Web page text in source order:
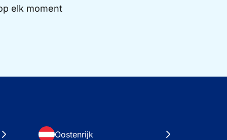
elk moment
Oostenrijk